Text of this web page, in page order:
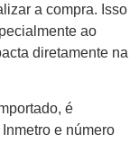
a compra. Isso
ao
diretamente na
é
e número